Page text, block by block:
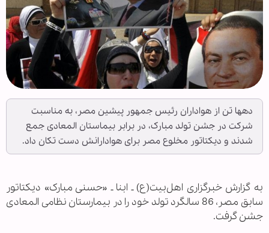
دهها تن از هواداران رئیس جمهور پیشین مصر، به مناسبت
شرکت در جشن تولد مبارک، در برابر بیماستان المعادی جمع
شدند و دیکتاتور مخلوع مصر برای هوادارانش دست تکان داد.
به گزارش خبرگزاری اهل‌بیت(ع) ـ ابنا ـ «حسنی مبارک» دیکتاتور
سابق مصر، 86 سالگرد تولد خود را در بیمارستان نظامی المعادی
جشن گرفت.